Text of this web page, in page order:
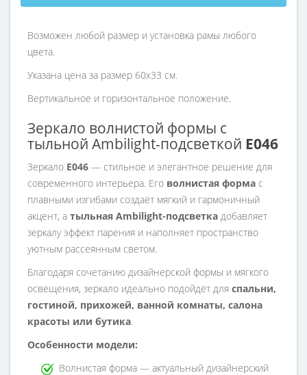
Возможен любой размер и установка рамы любого
цвета.
Указана цена за размер 60х33 см.
Вертикальное и горизонтальное положение.
Зеркало волнистой формы с
тыльной Ambilight-подсветкой E046
Зеркало E046 — стильное и элегантное решение для
современного интерьера. Его волнистая форма с
плавными изгибами создаёт мягкий и гармоничный
акцент, а тыльная Ambilight-подсветка добавляет
зеркалу эффект парения и наполняет пространство
уютным рассеянным светом.
Благодаря сочетанию дизайнерской формы и мягкого
освещения, зеркало идеально подойдёт для спальни,
гостиной, прихожей, ванной комнаты, салона
красоты или бутика.
Особенности модели:
Волнистая форма — актуальный дизайнерский